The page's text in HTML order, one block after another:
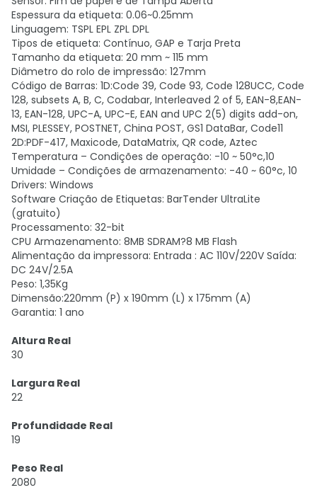
Espessura da etiqueta: 0.06~0.25mm
Linguagem: TSPL EPL ZPL DPL
Tipos de etiqueta: Contínuo, GAP e Tarja Preta
Tamanho da etiqueta: 20 mm ~ 115 mm
Diâmetro do rolo de impressão: 127mm
Código de Barras: 1D:Code 39, Code 93, Code 128UCC, Code
128, subsets A, B, C, Codabar, Interleaved 2 of 5, EAN-8,EAN-
13, EAN-128, UPC-A, UPC-E, EAN and UPC 2(5) digits add-on,
MSI, PLESSEY, POSTNET, China POST, GS1 DataBar, Code11
2D:PDF-417, Maxicode, DataMatrix, QR code, Aztec
Temperatura – Condições de operação: -10 ~ 50°c,10
Umidade – Condições de armazenamento: -40 ~ 60°c, 10
Drivers: Windows
Software Criação de Etiquetas: BarTender UltraLite
(gratuito)
Processamento: 32-bit
CPU Armazenamento: 8MB SDRAM?8 MB Flash
Alimentação da impressora: Entrada : AC 110V/220V Saída:
DC 24V/2.5A
Peso: 1,35Kg
Dimensão:220mm (P) x 190mm (L) x 175mm (A)
Garantia: 1 ano
Altura Real
30
Largura Real
22
Profundidade Real
19
Peso Real
2080